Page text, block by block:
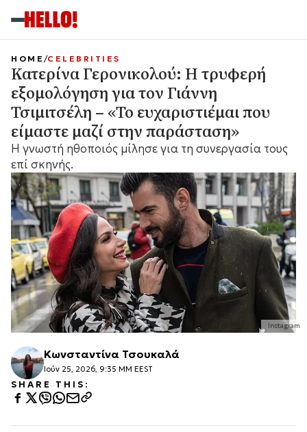
Instagram
HOME CELEBRITIES
Κατερίνα Γερονικολού: Η τρυφερή
εξομολόγηση για τον Γιάννη
Τσιμιτσέλη – «Το ευχαριστιέμαι που
είμαστε μαζί στην παράσταση»
Η γνωστή ηθοποιός μίλησε για τη συνεργασία τους
επί σκηνής.
Κωνσταντίνα Τσουκαλά
Ιούν 25, 2026, 9:35 ΜΜ EEST
SHARE THIS: